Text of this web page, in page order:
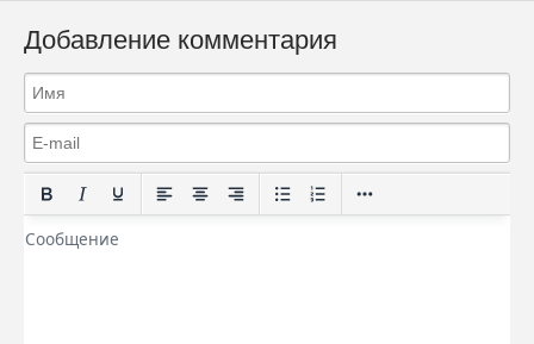
Добавление комментария